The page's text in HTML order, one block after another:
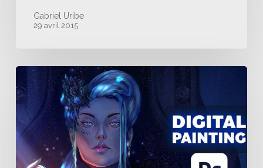
Gabriel Uribe
29 avril 2015
Ailene
illustrations
–
Digital
Painting
Processus
–
CTA